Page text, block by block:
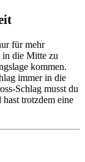
für mehr
in die Mitte zu
kommen.
immer in die
Schlag musst du
trotzdem eine